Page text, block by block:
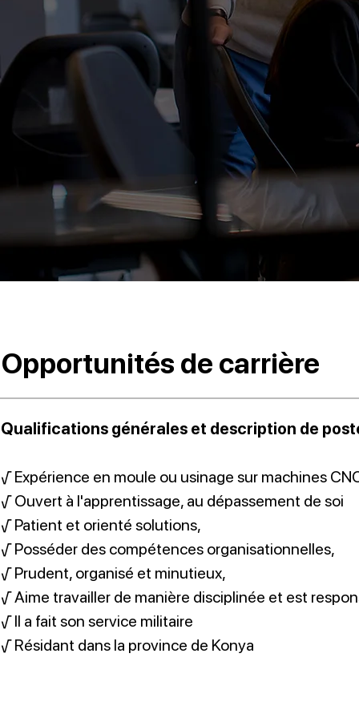
Opportunités de carrière
Qualifications générales et description de
√ Expérience en moule ou usinage sur machines
√ Ouvert à l'apprentissage, au dépassement de soi
√ Patient et orienté solutions,
√ Posséder des compétences organisationnelles,
√ Prudent, organisé et minutieux,
√ Aime travailler de manière disciplinée et est
√ Il a fait son service militaire
√ Résidant dans la province de Konya